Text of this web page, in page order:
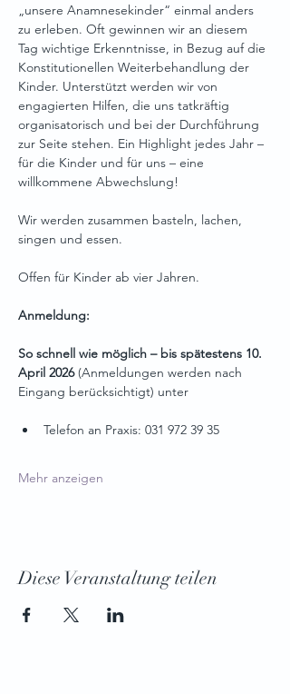
„unsere Anamnesekinder“ einmal anders
zu erleben. Oft gewinnen wir an diesem
Tag wichtige Erkenntnisse, in Bezug auf die
Konstitutionellen Weiterbehandlung der
Kinder. Unterstützt werden wir von
engagierten Hilfen, die uns tatkräftig
organisatorisch und bei der Durchführung
zur Seite stehen. Ein Highlight jedes Jahr –
für die Kinder und für uns – eine
willkommene Abwechslung!
Wir werden zusammen basteln, lachen,
singen und essen.
Offen für Kinder ab vier Jahren.
Anmeldung:
So schnell wie möglich – bis spätestens 10.
April 2026 (Anmeldungen werden nach
Eingang berücksichtigt) unter
Telefon an Praxis: 031 972 39 35
Mehr anzeigen
Diese Veranstaltung teilen